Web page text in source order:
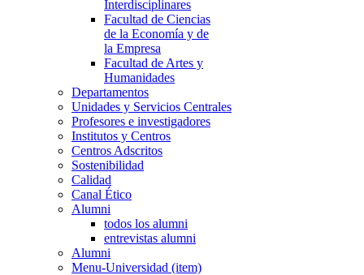
Interdisciplinares
Facultad de Ciencias
de la Economía y de
la Empresa
Facultad de Artes y
Humanidades
Departamentos
Unidades y Servicios Centrales
Profesores e investigadores
Institutos y Centros
Centros Adscritos
Sostenibilidad
Calidad
Canal Ético
Alumni
todos los alumni
entrevistas alumni
Alumni
Menu-Universidad (item)